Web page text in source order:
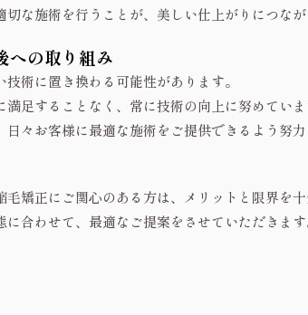
な施術を行うことが、美しい仕上がりにつなが
への取り組み
術に置き換わる可能性があります。
足することなく、常に技術の向上に努めていま
々お客様に最適な施術をご提供できるよう努力
矯正にご関心のある方は、メリットと限界を
合わせて、最適なご提案をさせていただきます